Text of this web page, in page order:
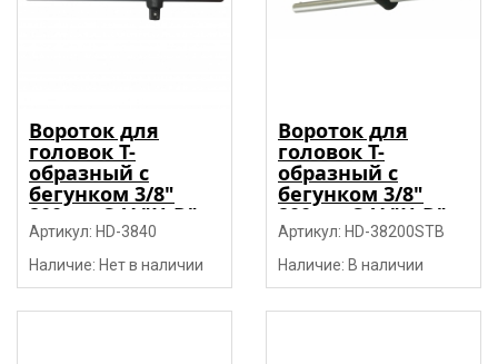
Вороток для
головок Т-
образный с
бегунком 3/8"
200мм CrV "H-D"
Артикул: HD-3840
Наличие: Нет в наличии
Вороток для
головок Т-
образный с
бегунком 3/8"
200мм CrV "H-D"
Артикул: HD-38200STB
Наличие: В наличии